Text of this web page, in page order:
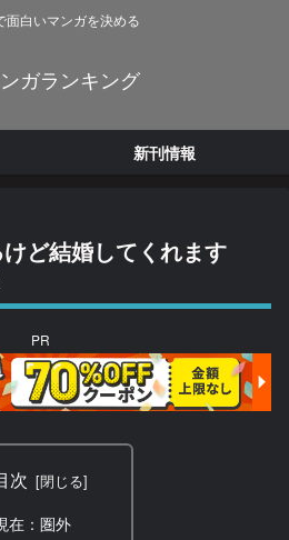
面白いマンガを決める
ガランキング
新刊情報
けど結婚してくれます
PR
次
在：圏外